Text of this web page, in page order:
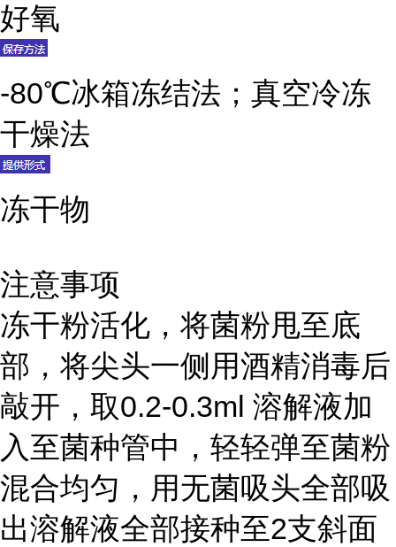
好氧
-80℃冰箱冻结法；真空冷冻
干燥法
冻干物
注意事项
冻干粉活化，将菌粉甩至底
部，将尖头一侧用酒精消毒后
敲开，取0.2-0.3ml 溶解液加
入至菌种管中，轻轻弹至菌粉
混合均匀，用无菌吸头全部吸
出溶解液全部接种至2支斜面